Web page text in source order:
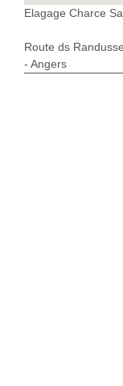
Elagage Charce
Route ds
- Angers